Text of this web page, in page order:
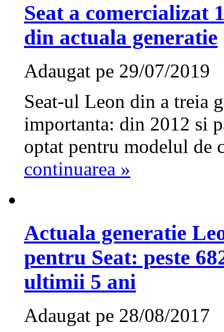
Seat a comercializat
din actuala generatie
Adaugat pe 29/07/2019
Seat-ul Leon din a treia
importanta: din 2012 si
optat pentru modelul de
continuarea »
Actuala generatie
pentru Seat: peste
ultimii 5 ani
Adaugat pe 28/08/2017